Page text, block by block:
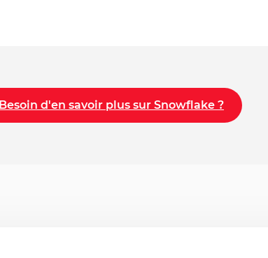
Besoin d'en savoir plus sur Snowflake ?